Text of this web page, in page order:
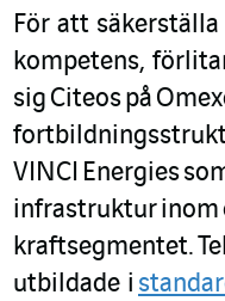
För att
kompetens,
sig Citeos på
VINCI Energies
infrastruktur inom
kraftsegmentet.
utbildade i